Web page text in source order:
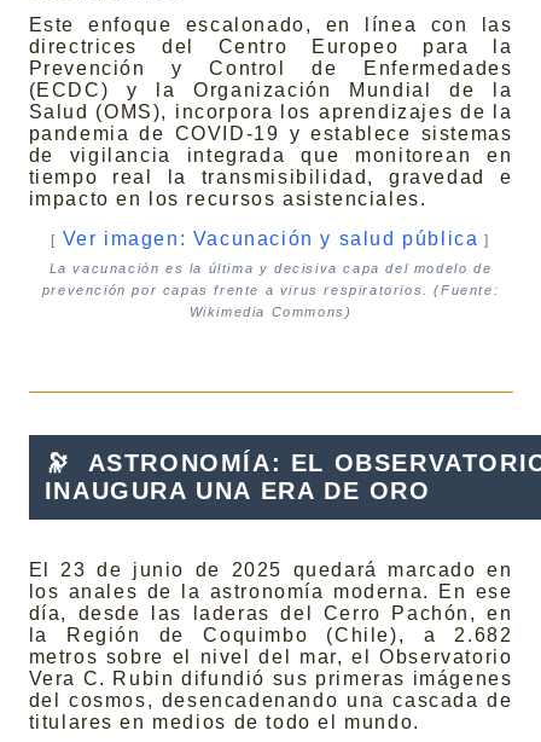
Este enfoque escalonado, en línea con las
directrices del Centro Europeo para la
Prevención y Control de Enfermedades
(ECDC) y la Organización Mundial de la
Salud (OMS), incorpora los aprendizajes de la
pandemia de COVID-19 y establece sistemas
de vigilancia integrada que monitorean en
tiempo real la transmisibilidad, gravedad e
impacto en los recursos asistenciales.
[ Ver imagen: Vacunación y salud pública ]
La vacunación es la última y decisiva capa del modelo de
prevención por capas frente a virus respiratorios. (Fuente:
Wikimedia Commons)
🔭
ASTRONOMÍA: EL
INAUGURA UNA ERA DE ORO
El 23 de junio de 2025 quedará marcado en
los anales de la astronomía moderna. En ese
día, desde las laderas del Cerro Pachón, en
la Región de Coquimbo (Chile), a 2.682
metros sobre el nivel del mar, el Observatorio
Vera C. Rubin difundió sus primeras imágenes
del cosmos, desencadenando una cascada de
titulares en medios de todo el mundo.